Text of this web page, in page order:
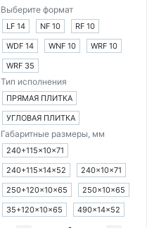
Выберите формат
LF 14 NF 10
RF 10
WDF 14
WNF 10
WRF 10
WRF 35
Тип исполнения
ПРЯМАЯ ПЛИТКА
УГЛОВАЯ ПЛИТКА
Габаритные размеры, мм
240+115×10×71
240+115×14×52
240×10×71
250+120×10×65
250×10×65
35+120×10×65
490×14×52